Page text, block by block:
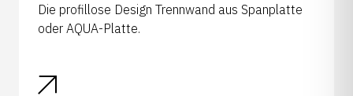
Die profillose Design Trennwand aus Spanplatte
oder AQUA-Platte.